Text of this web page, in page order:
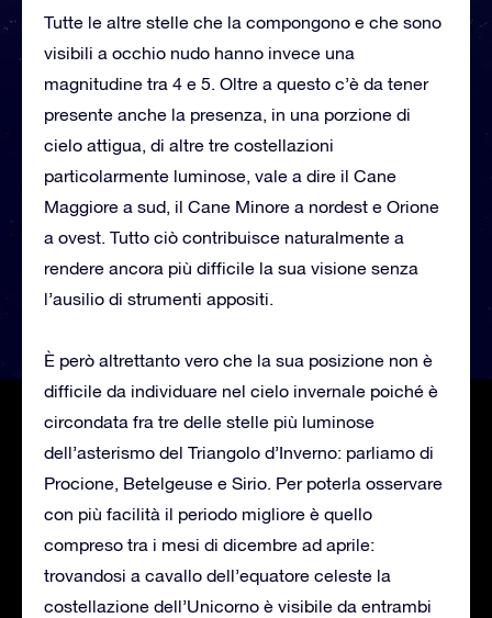
Tutte le altre stelle che la compongono e che sono
visibili a occhio nudo hanno invece una
magnitudine tra 4 e 5. Oltre a questo c’è da tener
presente anche la presenza, in una porzione di
cielo attigua, di altre tre costellazioni
particolarmente luminose, vale a dire il Cane
Maggiore a sud, il Cane Minore a nordest e Orione
a ovest. Tutto ciò contribuisce naturalmente a
rendere ancora più difficile la sua visione senza
l’ausilio di strumenti appositi.
È però altrettanto vero che la sua posizione non è
difficile da individuare nel cielo invernale poiché è
circondata fra tre delle stelle più luminose
dell’asterismo del Triangolo d’Inverno: parliamo di
Procione, Betelgeuse e Sirio. Per poterla osservare
con più facilità il periodo migliore è quello
compreso tra i mesi di dicembre ad aprile:
trovandosi a cavallo dell’equatore celeste la
costellazione dell’Unicorno è visibile da entrambi